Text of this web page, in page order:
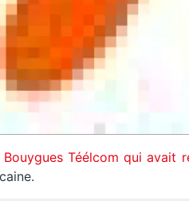
Téélcom qui avait